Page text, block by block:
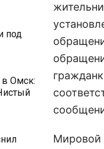
под
в Омск:
Мировой